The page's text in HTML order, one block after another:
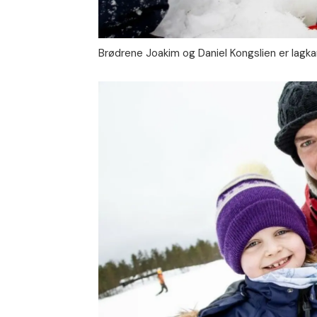
Brødrene Joakim og Daniel Kongslien er